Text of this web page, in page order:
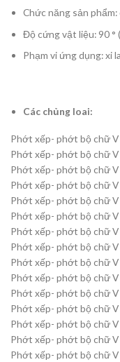
Chức năng sản
Độ cứng vật liệu: 90 °
Phạm vi ứng dụng: xi
Các chủng loai:
Phớt xếp- phớt bộ chữ
Phớt xếp- phớt bộ chữ
Phớt xếp- phớt bộ chữ
Phớt xếp- phớt bộ chữ V
Phớt xếp- phớt bộ chữ
Phớt xếp- phớt bộ chữ
Phớt xếp- phớt bộ chữ
Phớt xếp- phớt bộ chữ
Phớt xếp- phớt bộ chữ
Phớt xếp- phớt bộ chữ
Phớt xếp- phớt bộ chữ
Phớt xếp- phớt bộ chữ V
Phớt xếp- phớt bộ chữ
Phớt xếp- phớt bộ chữ
Phớt xếp- phớt bộ chữ